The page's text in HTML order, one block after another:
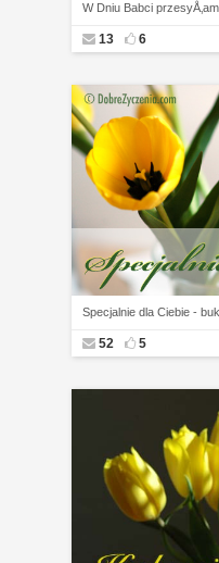
W Dniu Babci
13 6
Specjalnie dla Ciebie -
52 5